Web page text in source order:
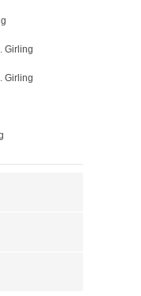
Girling
Girling